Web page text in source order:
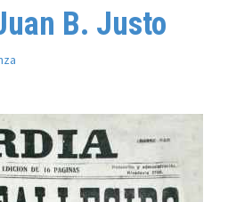
B. Justo